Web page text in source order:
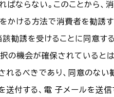
ならない。このことから、
かける方法で消費者を勧誘
勧誘を受けることに同意す
の機会が確保されていると
れるべきであり、同意のな
付する、電 子メールを送信